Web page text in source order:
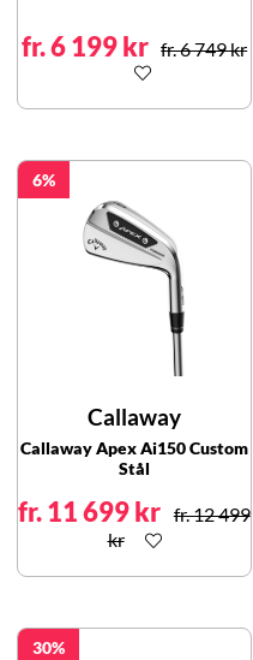
fr. 6 199 kr fr. 6 749 kr
6
Callaway
Callaway Apex Ai150 Custom
Stål
fr. 11 699 kr fr. 12 499
kr
30